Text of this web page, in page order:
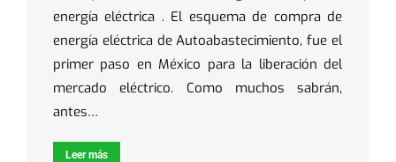
energía eléctrica . El esquema de compra de
energía eléctrica de Autoabastecimiento, fue el
primer paso en México para la liberación del
mercado eléctrico. Como muchos sabrán,
antes…
Leer más